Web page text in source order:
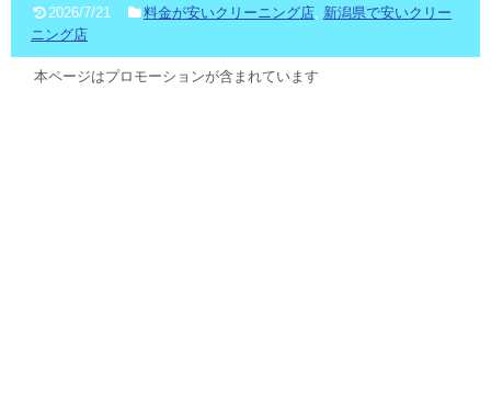
2026/7/21 料金が安いクリーニング店, 新潟県で安いクリー
ニング店
本ページはプロモーションが含まれています